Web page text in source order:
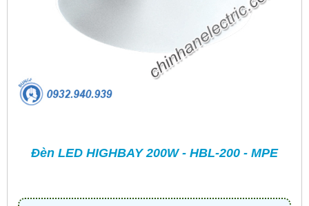
Đèn LED HIGHBAY 200W - HBL-200 - MPE